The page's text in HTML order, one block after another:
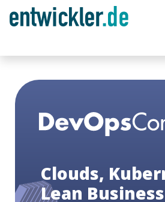
Clouds,
Lean Business